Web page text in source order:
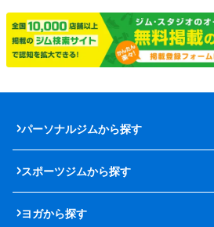
パーソナルジムから探す
スポーツジムから探す
ヨガから探す